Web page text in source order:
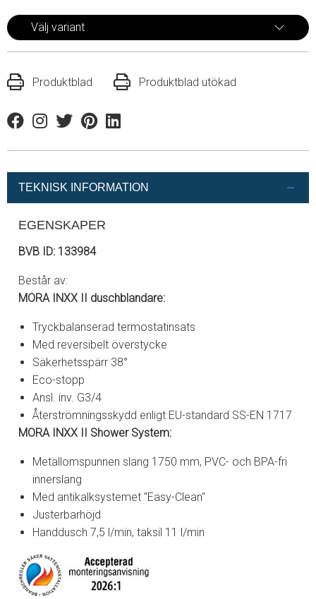
Välj variant
Produktblad Produktblad utökad
FacebookInstagram
TwitterPinterestLinkedin
TEKNISK INFORMATION
EGENSKAPER
BVB ID: 133984
Består av:
MORA INXX II duschblandare:
Tryckbalanserad termostatinsats
Med reversibelt överstycke
Säkerhetsspärr 38°
Eco-stopp
Ansl. inv. G3/4
Återströmningsskydd enligt EU-standard SS-EN 1717
MORA INXX II Shower System:
Metallomspunnen slang 1750 mm, PVC- och BPA-fri
innerslang
Med antikalksystemet "Easy-Clean"
Justerbarhöjd
Handdusch 7,5 l/min, taksil 11 l/min